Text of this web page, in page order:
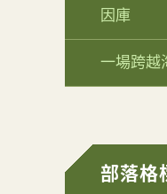
因庫
一場跨越
部落格